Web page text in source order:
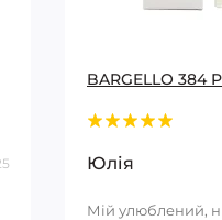
BARGELLO 384
Юлія
Мій улюблений,